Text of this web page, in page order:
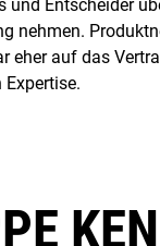
und Entscheider
nehmen.
eher auf das